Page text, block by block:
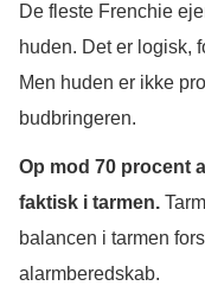
De fleste Frenchie
huden. Det er logisk,
Men huden er ikke
budbringeren.
Op mod 70 procent
faktisk i tarmen.
balancen i tarmen
alarmberedskab.